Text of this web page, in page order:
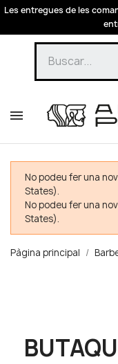
Les entregues de les
No podeu fer una
States).
No podeu fer una
States).
Pàgina principal